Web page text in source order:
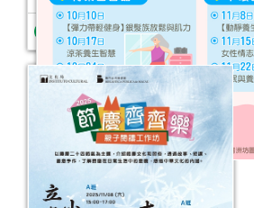
2026健康生活工作坊（7-11月）
活動日期：2026年07月26日
報名結束